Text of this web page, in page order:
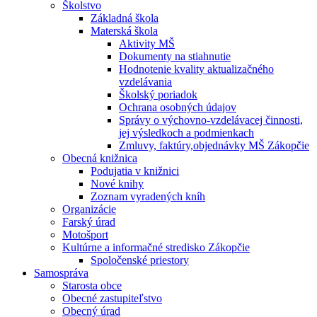
Školstvo
Základná škola
Materská škola
Aktivity MŠ
Dokumenty na stiahnutie
Hodnotenie kvality aktualizačného
vzdelávania
Školský poriadok
Ochrana osobných údajov
Správy o výchovno-vzdelávacej činnosti,
jej výsledkoch a podmienkach
Zmluvy, faktúry,objednávky MŠ Zákopčie
Obecná knižnica
Podujatia v knižnici
Nové knihy
Zoznam vyradených kníh
Organizácie
Farský úrad
Motošport
Kultúrne a informačné stredisko Zákopčie
Spoločenské priestory
Samospráva
Starosta obce
Obecné zastupiteľstvo
Obecný úrad